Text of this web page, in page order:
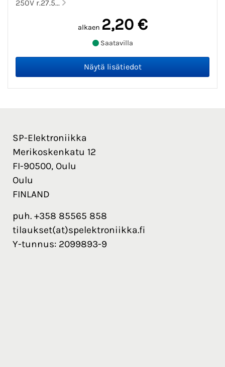
250V r.27.5...
alkaen 2,20 €
Saatavilla
SP-Elektroniikka
Merikoskenkatu 12
FI-90500, Oulu
Oulu
FINLAND
puh. +358 85565 858
tilaukset(at)spelektroniikka.fi
Y-tunnus: 2099893-9